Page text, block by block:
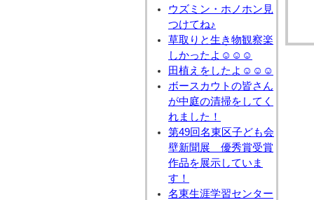
ウズミン・ホノホン見
つけてね♪
草取りと生き物観察楽
しかったよ☺☺☺
田植えをしたよ☺☺☺
ボースカウトの皆さん
が中庭の清掃をしてく
れました！
第49回名東区子ども会
壁新聞展 優秀賞受賞
作品を展示していま
す！
名東生涯学習センター